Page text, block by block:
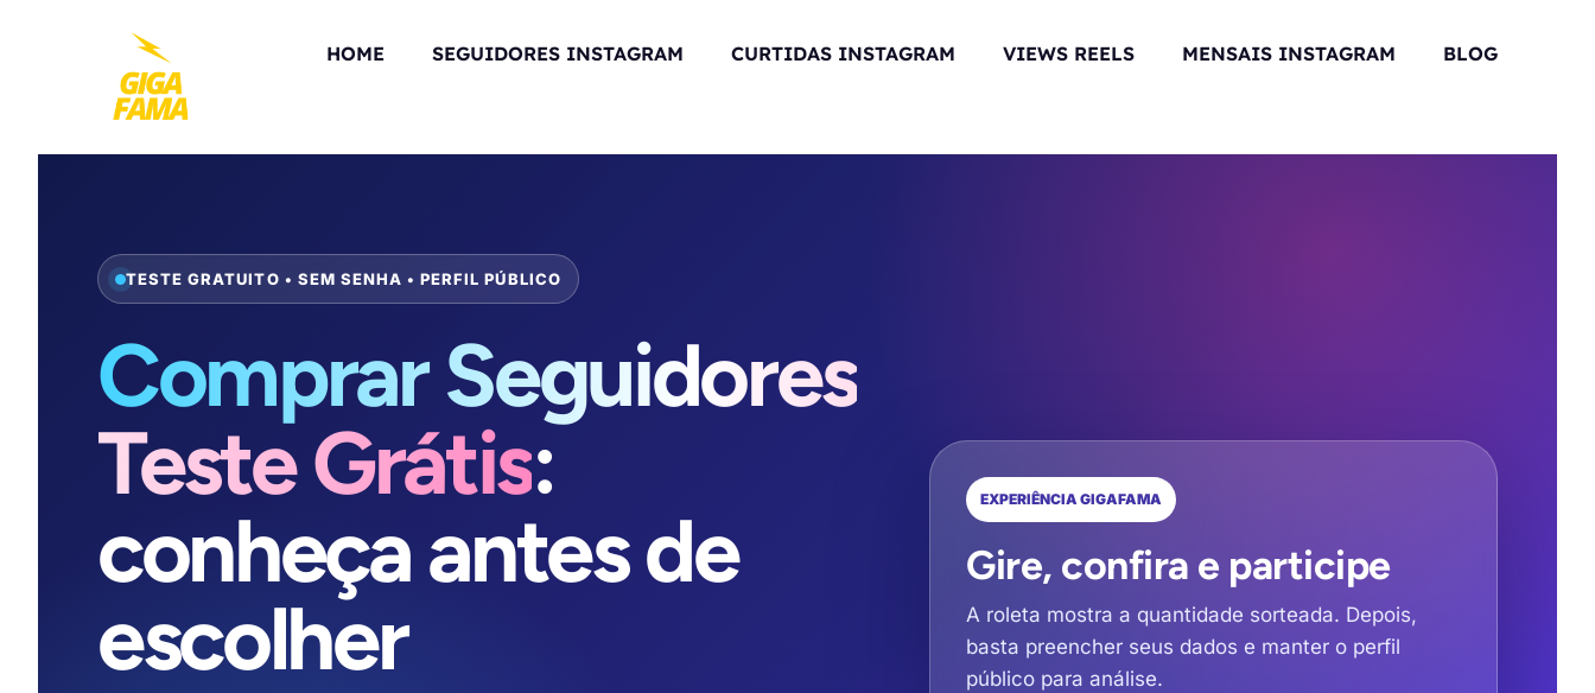
HOME SEGUIDORES INSTAGRAM CURTIDAS INSTAGRAM VIEWS REELS MENSAIS INSTAGRAM BLOG
TESTE GRATUITO • SEM SENHA • PERFIL PÚBLICO
Comprar Seguidores
Teste Grátis:
conheça antes de
escolher
EXPERIÊNCIA GIGAFAMA
Gire, confira e participe
A roleta mostra a quantidade sorteada. Depois,
basta preencher seus dados e manter o perfil
público para análise.